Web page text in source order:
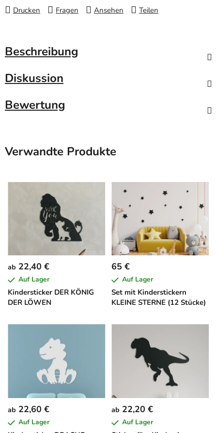
Drucken Fragen Ansehen Teilen
Beschreibung
Diskussion
Bewertung
Verwandte Produkte
Kindersticker DER KÖNIG
DER LÖWEN
ab 22,40 €
Auf Lager
Set mit Kinderstickern
KLEINE STERNE (12 Stücke)
65 €
Auf Lager
ab 22,60 €
Auf Lager
ab 22,20 €
Auf Lager